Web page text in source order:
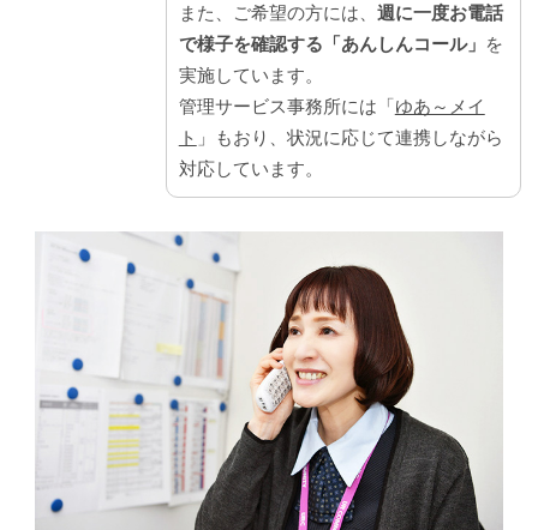
また、ご希望の方には、 週に一度お電話
で様子を確認する「あんしんコール」 を
実施しています。
管理サービス事務所には「ゆあ～メイ
ト 」もおり、状況に応じて連携しながら
対応しています。